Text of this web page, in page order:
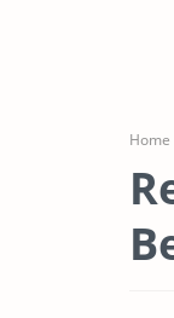
Home